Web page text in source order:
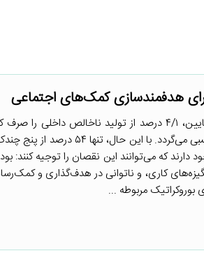
هدفمندسازی کمک‌های اجتماعی
کشورهای با درآمد متوسط به پایین، ۴/۱ درصد از تولید
موجب کاهش ۷ درصدی فقر نسبی
دارند که می‌توانند این نقصان را توجیه کنند:
کاری، و ناتوانی در هدف‌گذاری و
مربوطه ...